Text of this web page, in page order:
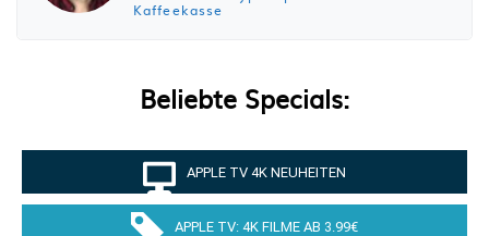
Kaffeekasse
Beliebte Specials:
APPLE TV 4K NEUHEITEN
APPLE TV: 4K FILME AB 3.99€